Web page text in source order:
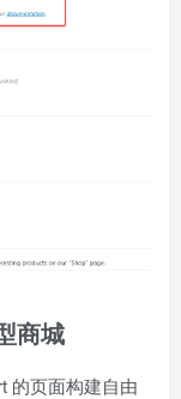
商城
的页面构建自由